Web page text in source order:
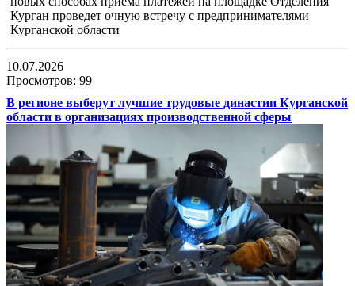
Курган проведет очную встречу с предпринимателями
Курганской области
10.07.2026
Просмотров: 99
В регионе выберут лучшие трудовые династии Курганской
области в организациях производственной сферы